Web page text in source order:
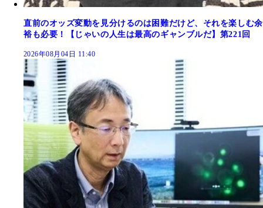
直前のオッズ変動を見分けるのは困難だけど、それを楽しむ余
裕も必要！【じゃいの人生は最高のギャンブルだ】第221回
2026年08月04日 11:40